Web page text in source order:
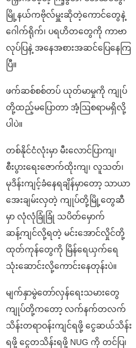
မြို့နယ်ကဗိုလ်မှူးဆိုတဲ့ကောင်တွေနဲ့
ဂေါက်ရိုက်၊ ပရဟိတတွေကို ကာဗာ
လုပ်ပြနဲ့ အနေအစားအဆင်ပြေနေကြ
ပြီ။
ဖက်ဆစ်စစ်တပ် ယုတ်မာမှုကို ကျုပ်
တို့ထည့်မပြောတာ အံ့ဩစရာမရှိလို့
ပါပဲ။
တစ်နိုင်ငံလုံးမှာ မီးလောင်ပြာကျ၊
စီးပွားရေးဇောက်ထိုးကျ၊ လူသတ်၊
မုဒိန်းကျင့်ခံနေရချိန်မှာတော့ သာယာ
အေးချမ်းလှတဲ့ ကျုပ်တို့မြို့တွေဆီ
မှာ လုံလုံခြုံခြုံ သပိတ်မှောက်
ဆန့်ကျင်လို့ရတဲ့ မင်းအောင်လှိုင်တို့
ထုတ်ကုန်တွေကို မြိန်ရေယှက်ရေ
သုံးဆောင်းလို့ကောင်းနေတုန်းပဲ။
မျက်နှာမွဲတော်လှန်ရေးသမားတွေ
ကျုပ်တို့ကတော့ လက်နက်တလက်
သိန်းတရာဝန်းကျင်ရဖို့ ငွေဆယ်သိန်း
ရဖို့ ငွေတသိန်းရဖို့ NUG ကို တင်ပြ၊